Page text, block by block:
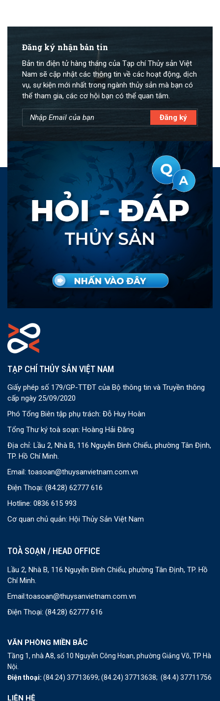
Đăng ký nhận bản tin
Bản tin điện tử hàng tháng của Tạp chí Thủy sản Việt
Nam sẽ cập nhật các thông tin về các hoạt động, dịch
vụ, sự kiện mới nhất trong ngành thủy sản mà bạn có
thể tham gia, các cơ hội bạn có thể quan tâm.
TẠP CHÍ THỦY SẢN VIỆT NAM
Giấy phép số 179/GP-TTĐT của Bộ thông tin và Truyền thông
cấp ngày 25/09/2020
Phó Tổng Biên tập phụ trách: Đỗ Huy Hoàn
Tổng Thư ký toà soạn: Hoàng Hải Đăng
Địa chỉ: Lầu 2, Nhà B, 116 Nguyễn Đình Chiểu, phường Tân Định,
TP. Hồ Chí Minh.
Email: toasoan@thuysanvietnam.com.vn
Điện Thoại: (84.28) 62777 616
Hotline: 0836 615 993
Cơ quan chủ quản: Hội Thủy Sản Việt Nam
TOÀ SOẠN / HEAD OFFICE
Lầu 2, Nhà B, 116 Nguyễn Đình Chiểu, phường Tân Định, TP. Hồ
Chí Minh.
Email:toasoan@thuysanvietnam.com.vn
Điện Thoại: (84.28) 62777 616
VĂN PHÒNG MIỀN BẮC
Tầng 1, nhà A8, số 10 Nguyễn Công Hoan, phường Giảng Võ, TP Hà
Nội.
Điện thoại: (84.24) 37713699; (84.24) 37713638; (84.4) 37711756
LIÊN HỆ